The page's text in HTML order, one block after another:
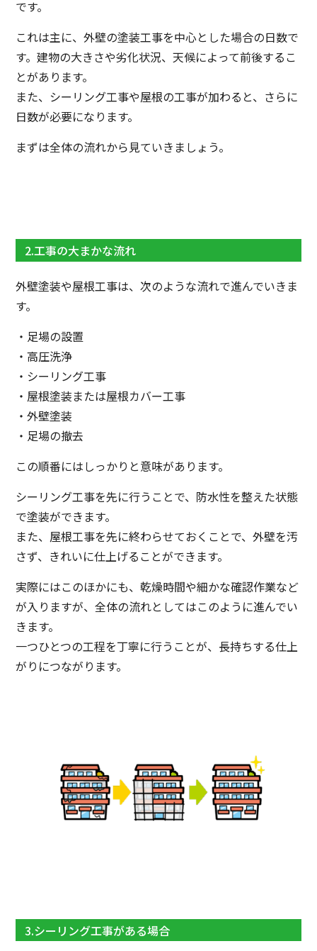
です。
これは主に、外壁の塗装工事を中心とした場合の日数で
す。建物の大きさや劣化状況、天候によって前後するこ
とがあります。
また、シーリング工事や屋根の工事が加わると、さらに
日数が必要になります。
まずは全体の流れから見ていきましょう。
2.工事の大まかな流れ
外壁塗装や屋根工事は、次のような流れで進んでいきま
す。
・足場の設置
・高圧洗浄
・シーリング工事
・屋根塗装または屋根カバー工事
・外壁塗装
・足場の撤去
この順番にはしっかりと意味があります。
シーリング工事を先に行うことで、防水性を整えた状態
で塗装ができます。
また、屋根工事を先に終わらせておくことで、外壁を汚
さず、きれいに仕上げることができます。
実際にはこのほかにも、乾燥時間や細かな確認作業など
が入りますが、全体の流れとしてはこのように進んでい
きます。
一つひとつの工程を丁寧に行うことが、長持ちする仕上
がりにつながります。
3.シーリング工事がある場合